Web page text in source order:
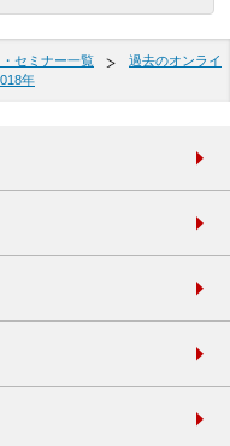
セミナー一覧
過去のオンライ
年